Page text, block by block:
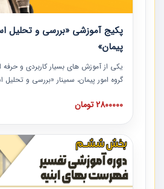
پکیج آموزشی «بررسی و تحلیل
پیمان»
یکی از آموزش‏‏‏‏‏‏ های بسیار کاربردی و
گروه امور پیمان، سمینار «بررسی و تحلیل
است که در دانشگاه صنعتی شریف ارائه
نکات کلیدی مربوط به اسناد و مدارک
پیمان به همراه تجربیات عملی در این
2800000 تومان